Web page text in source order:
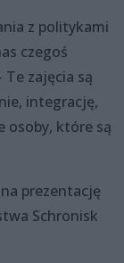
z politykami
czegoś
zajęcia są
integrację,
osoby, które są
prezentację
Schronisk